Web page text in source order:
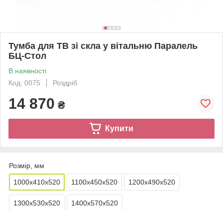
Тумба для ТВ зі скла у вітальню Паралель
БЦ-Стол
В наявності
Код: 0075
Роздріб
14 870 ₴
Купити
Розмір, мм
1000х410х520 1100х450х520 1200х490х520
1300х530х520 1400х570х520